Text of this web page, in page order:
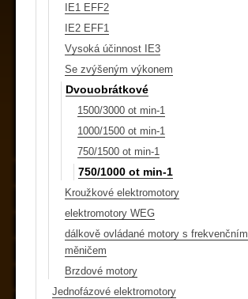
IE1 EFF2
IE2 EFF1
Vysoká účinnost IE3
Se zvýšeným výkonem
Dvouobrátkové
1500/3000 ot min-1
1000/1500 ot min-1
750/1500 ot min-1
750/1000 ot min-1
Kroužkové elektromotory
elektromotory WEG
dálkově ovládané motory s frekvenčním
měničem
Brzdové motory
Jednofázové elektromotory